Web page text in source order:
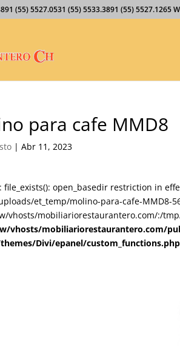
(55) 5527.0531 (55) 5533.3891 (55) 5527.1265
para cafe MMD8
|Abr 11, 2023
: file_exists(): open_basedir restriction in
et_temp/molino-para-cafe-MMD8-
vhosts/mobiliariorestaurantero.com/:/
vhosts/mobiliariorestaurantero.com/
Divi/epanel/custom_functions.php